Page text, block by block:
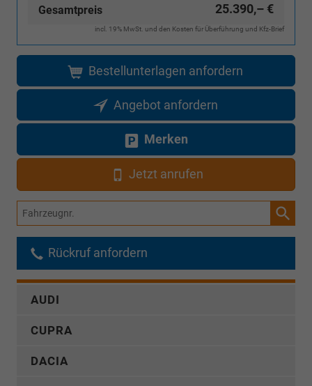
Gesamtpreis 25.390,– €
incl. 19% MwSt. und den Kosten für Überführung und Kfz-Brief
Bestellunterlagen anfordern
Angebot anfordern
Merken
Jetzt anrufen
Fahrzeugnr.
Rückruf anfordern
AUDI
CUPRA
DACIA